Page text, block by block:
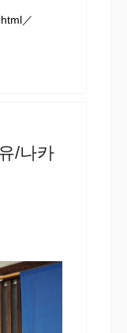
／
/나카